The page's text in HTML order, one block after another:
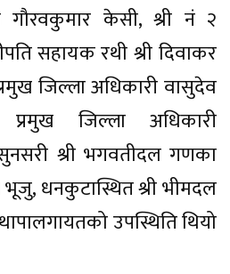
गौरवकुमार केसी, श्री नं २
सहायक रथी श्री दिवाकर
जिल्ला अधिकारी वासुदेव
जिल्ला अधिकारी
श्री भगवतीदल गणका
भूजु, धनकुटास्थित श्री भीमदल
उपस्थिति थियो